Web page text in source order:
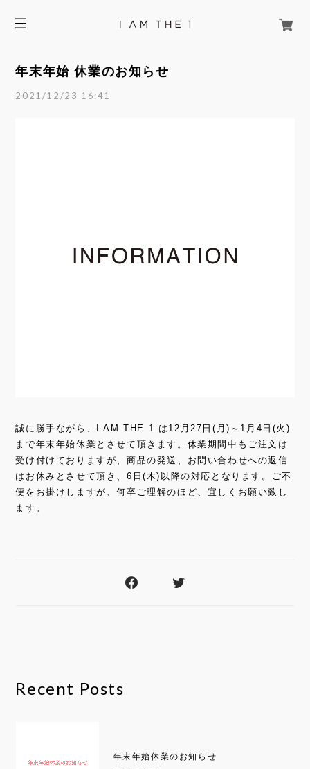
年末年始 休業のお知らせ
2021/12/23 16:41
誠に勝手ながら、I AM THE 1 は12月27日(月)～1月4日(火)
まで年末年始休業とさせて頂きます。休業期間中もご注文は
受け付けておりますが、商品の発送、お問い合わせへの返信
はお休みとさせて頂き、6日(木)以降の対応となります。ご不
便をお掛けしますが、何卒ご理解のほど、宜しくお願い致し
ます。
Recent Posts
年末年始休業のお知らせ